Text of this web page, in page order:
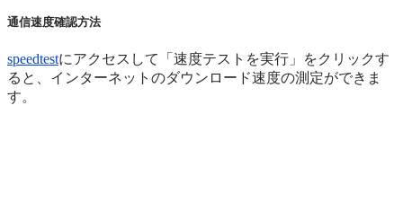
通信速度確認方法
speedtestにアクセスして「速度テストを実行」をクリックす
ると、インターネットのダウンロード速度の測定ができま
す。